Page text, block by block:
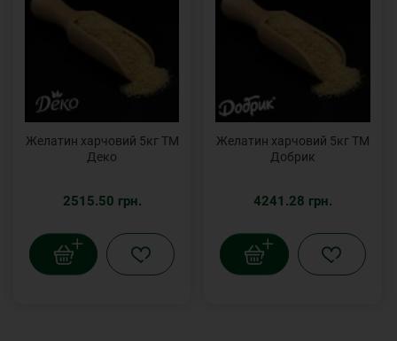
Желатин харчовий 5кг ТМ
Деко
2515.50 грн.
Желатин харчовий 5кг ТМ
Добрик
4241.28 грн.